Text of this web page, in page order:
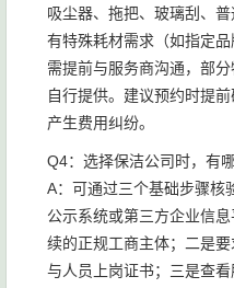
吸尘器、拖把、玻璃刮、
有特殊耗材需求（如指定品
需提前与服务商沟通，部
自行提供。建议预约时提
产生费用纠纷。
Q4：选择保洁公司时，有
A：可通过三个基础步骤核
公示系统或第三方企业信
续的正规工商主体；二是
与人员上岗证书；三是查